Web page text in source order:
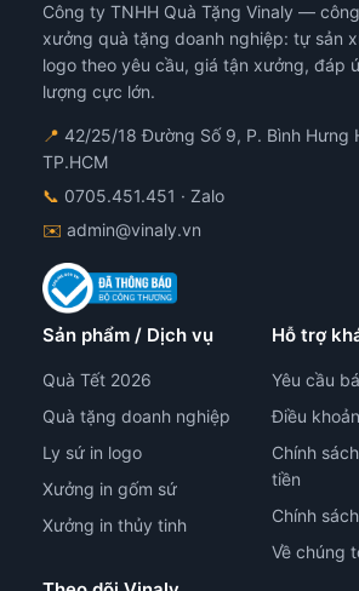
thể
được
chọn
sản
Công ty TNHH Quà Tặng Vinaly — công
xưởng quà tặng doanh nghiệp: tự sản
logo theo yêu cầu, giá tận xưởng, đáp
lượng cực lớn.
📍 42/25/18 Đường Số 9, P. Bình Hưng
TP.HCM
📞 0705.451.451 · Zalo
✉️ admin@vinaly.vn
Sản phẩm / Dịch vụ
Quà Tết 2026
Quà tặng doanh nghiệp
Ly sứ in logo
Xưởng in gốm sứ
Xưởng in thủy tinh
Hỗ trợ
Yêu cầu
Điều
Chính
tiền
Chính
Về chúng